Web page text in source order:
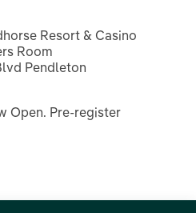
Resort & Casino
Room
Pendleton
Open. Pre-register